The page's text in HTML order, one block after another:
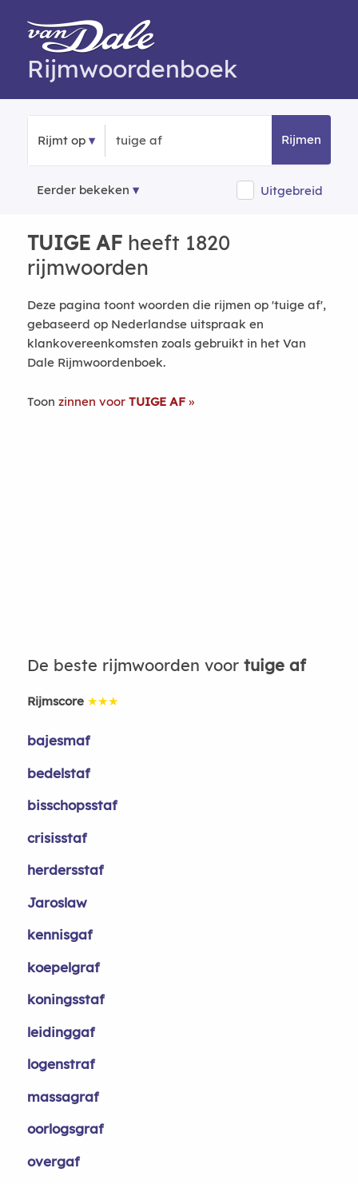
Rijmwoordenboek
Rijmt op Rijmen
Eerder bekeken Uitgebreid
TUIGE AFheeft 1820
rijmwoorden
Deze pagina toont woorden die rijmen op 'tuige af',
gebaseerd op Nederlandse uitspraak en
klankovereenkomsten zoals gebruikt in het Van
Dale Rijmwoordenboek.
Toon zinnen voor TUIGE AF
De beste rijmwoorden voor tuige af
Rijmscore ★★★
bajesmaf
bedelstaf
bisschopsstaf
crisisstaf
herdersstaf
Jaroslaw
kennisgaf
koepelgraf
koningsstaf
leidinggaf
logenstraf
massagraf
oorlogsgraf
overgaf